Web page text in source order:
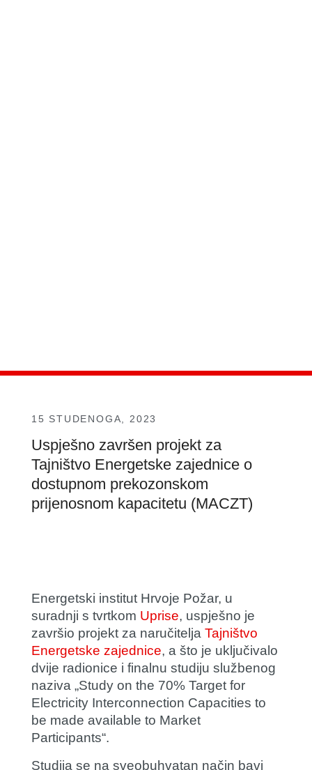
15 STUDENOGA, 2023
Uspješno završen projekt za
Tajništvo Energetske zajednice o
dostupnom prekozonskom
prijenosnom kapacitetu (MACZT)
Energetski institut Hrvoje Požar, u
suradnji s tvrtkom Uprise, uspješno je
završio projekt za naručitelja Tajništvo
Energetske zajednice, a što je uključivalo
dvije radionice i finalnu studiju službenog
naziva „Study on the 70% Target for
Electricity Interconnection Capacities to
be made available to Market
Participants“.
Studija se na sveobuhvatan način bavi